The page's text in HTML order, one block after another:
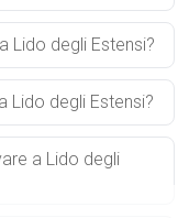
Lido degli Estensi?
Lido degli Estensi?
a Lido degli